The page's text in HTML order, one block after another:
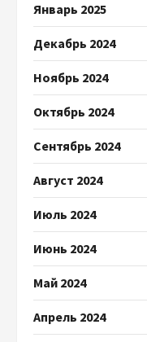
Январь 2025
Декабрь 2024
Ноябрь 2024
Октябрь 2024
Сентябрь 2024
Август 2024
Июль 2024
Июнь 2024
Май 2024
Апрель 2024